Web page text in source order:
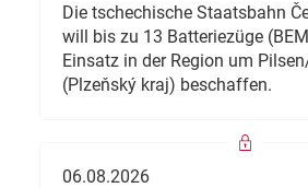
Die tschechische Staatsbahn
will bis zu 13 Batteriezüge
Einsatz in der Region um
(Plzeňský kraj) beschaffen.
06.08.2026